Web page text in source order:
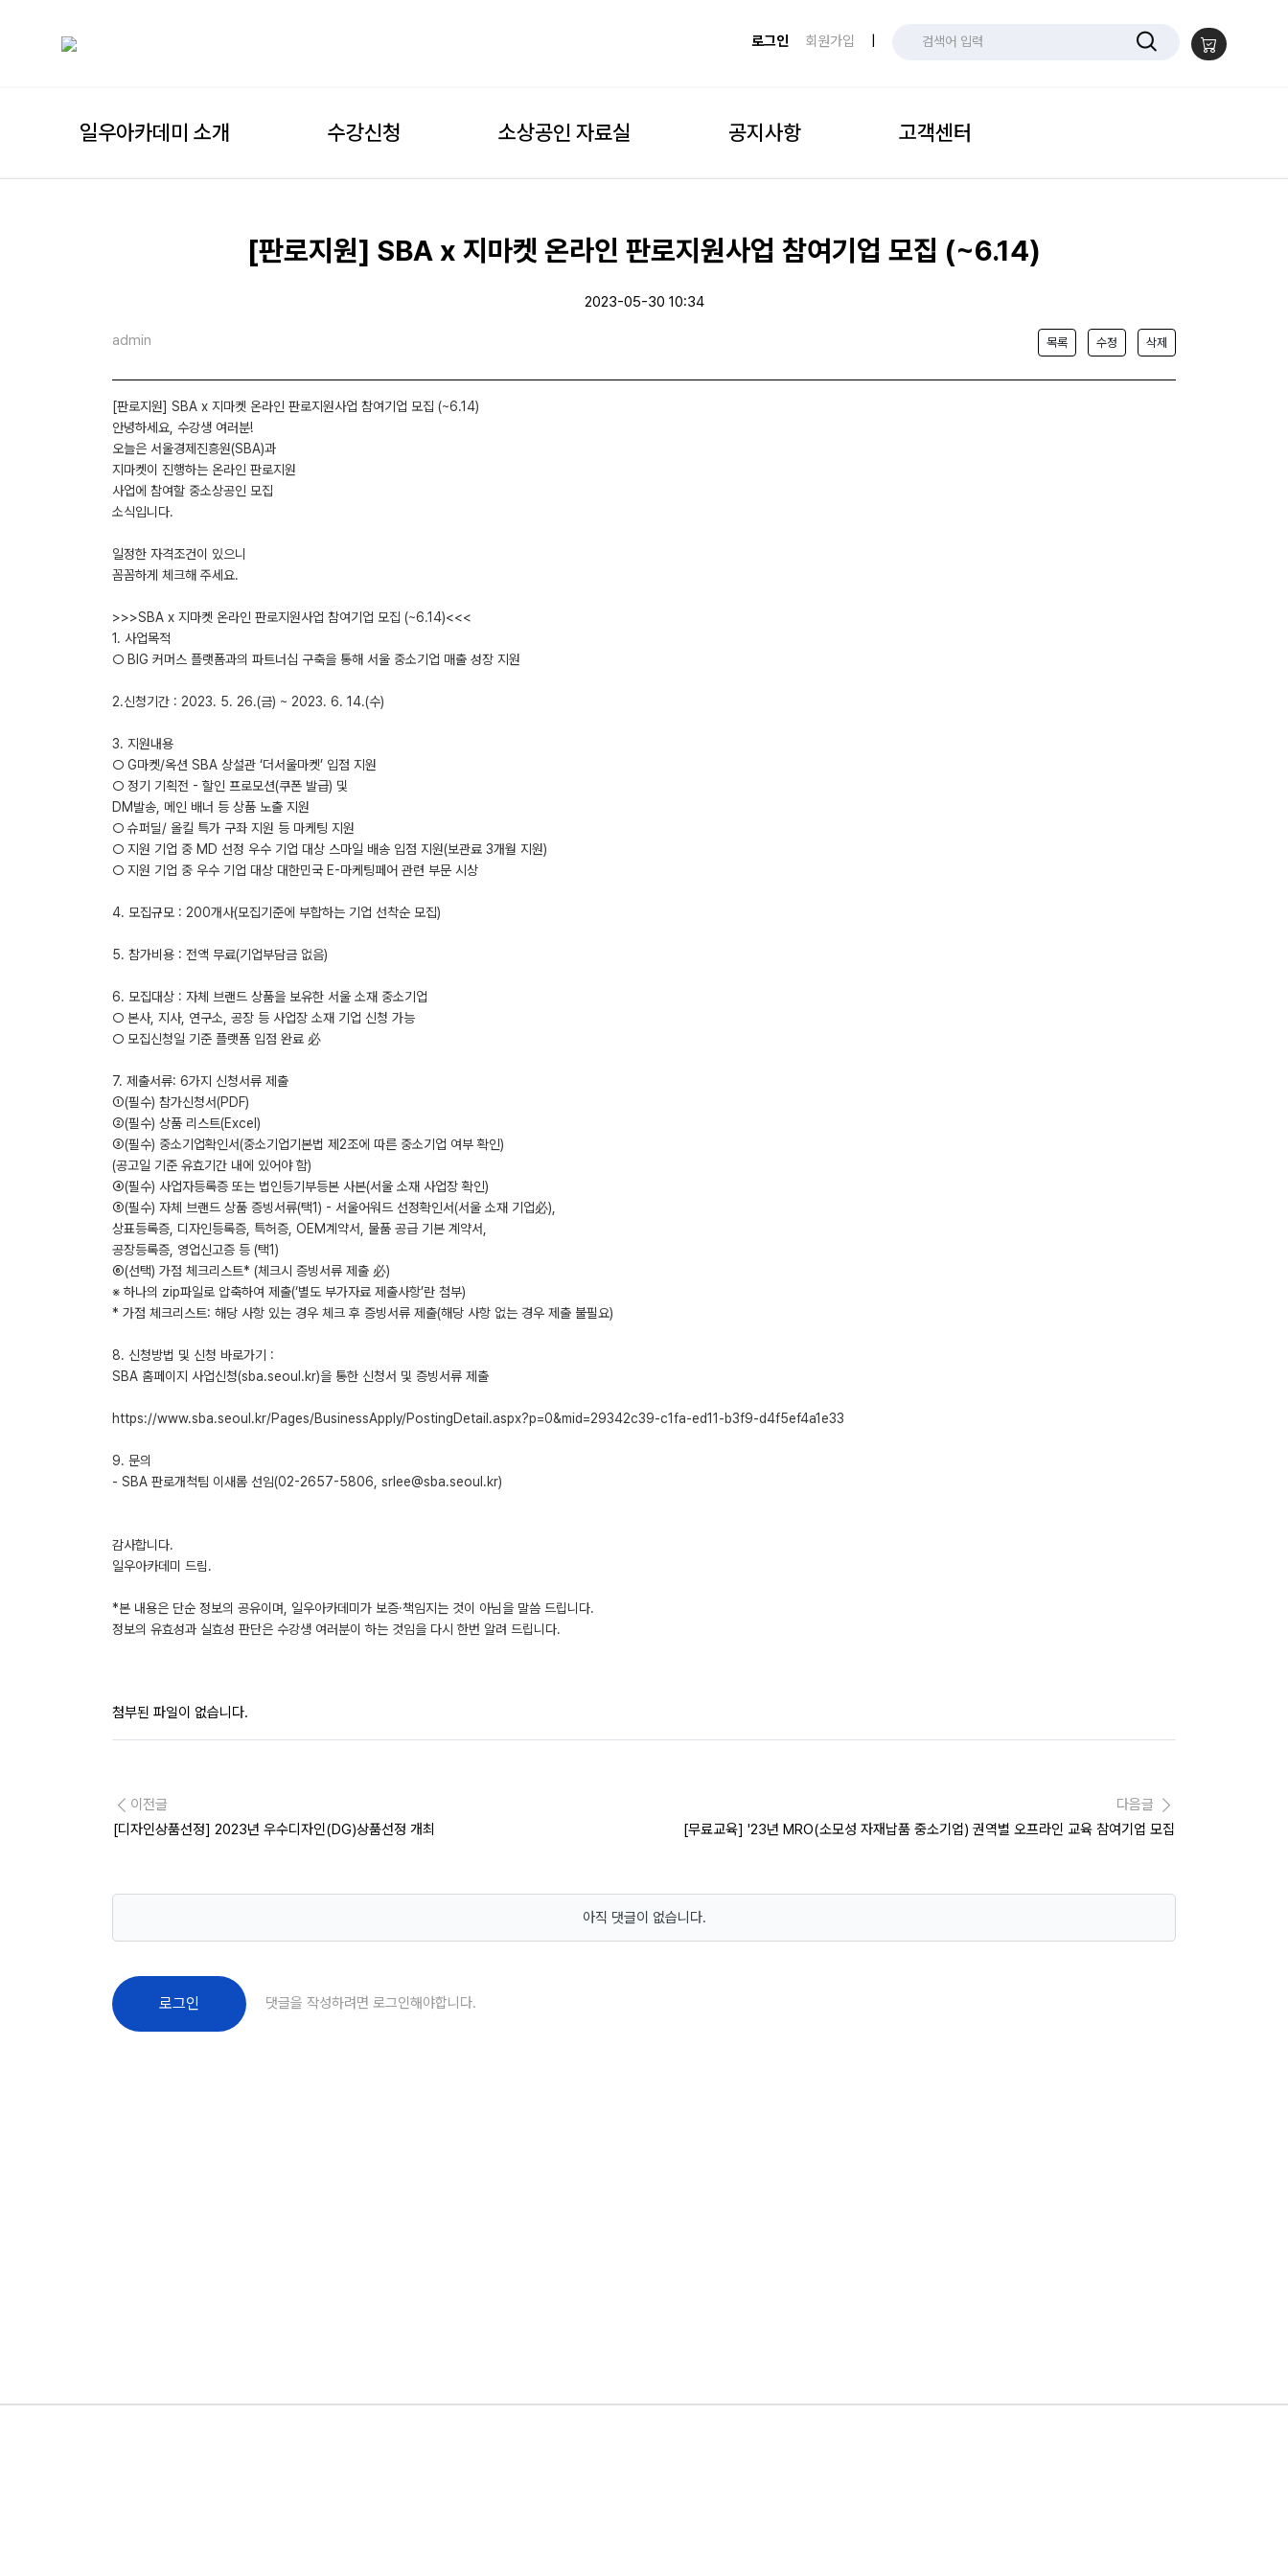
로그인 회원가입
일우아카데미 소개 수강신청 소상공인 자료실 공지사항 고객센터
[판로지원] SBA x 지마켓 온라인 판로지원사업 참여기업 모집 (~6.14)
2023-05-30 10:34
admin 목록 수정 삭제
[판로지원] SBA x 지마켓 온라인 판로지원사업 참여기업 모집 (~6.14)
안녕하세요, 수강생 여러분!
오늘은 서울경제진흥원(SBA)과
지마켓이 진행하는 온라인 판로지원
사업에 참여할 중소상공인 모집
소식입니다.
일정한 자격조건이 있으니
꼼꼼하게 체크해 주세요.
>>>SBA x 지마켓 온라인 판로지원사업 참여기업 모집 (~6.14)<<<
1. 사업목적
○ BIG 커머스 플랫폼과의 파트너십 구축을 통해 서울 중소기업 매출 성장 지원
2.신청기간 : 2023. 5. 26.(금) ~ 2023. 6. 14.(수)
3. 지원내용
○ G마켓/옥션 SBA 상설관 ‘더서울마켓’ 입점 지원
○ 정기 기획전 - 할인 프로모션(쿠폰 발급) 및
DM발송, 메인 배너 등 상품 노출 지원
○ 슈퍼딜/ 올킬 특가 구좌 지원 등 마케팅 지원
○ 지원 기업 중 MD 선정 우수 기업 대상 스마일 배송 입점 지원(보관료 3개월 지원)
○ 지원 기업 중 우수 기업 대상 대한민국 E-마케팅페어 관련 부문 시상
4. 모집규모 : 200개사(모집기준에 부합하는 기업 선착순 모집)
5. 참가비용 : 전액 무료(기업부담금 없음)
6. 모집대상 : 자체 브랜드 상품을 보유한 서울 소재 중소기업
○ 본사, 지사, 연구소, 공장 등 사업장 소재 기업 신청 가능
○ 모집신청일 기준 플랫폼 입점 완료 必
7. 제출서류: 6가지 신청서류 제출
①(필수) 참가신청서(PDF)
②(필수) 상품 리스트(Excel)
③(필수) 중소기업확인서(중소기업기본법 제2조에 따른 중소기업 여부 확인)
(공고일 기준 유효기간 내에 있어야 함)
④(필수) 사업자등록증 또는 법인등기부등본 사본(서울 소재 사업장 확인)
⑤(필수) 자체 브랜드 상품 증빙서류(택1) - 서울어워드 선정확인서(서울 소재 기업必),
상표등록증, 디자인등록증, 특허증, OEM계약서, 물품 공급 기본 계약서,
공장등록증, 영업신고증 등 (택1)
➅(선택) 가점 체크리스트* (체크시 증빙서류 제출 必)
※ 하나의 zip파일로 압축하여 제출(‘별도 부가자료 제출사항’란 첨부)
* 가점 체크리스트: 해당 사항 있는 경우 체크 후 증빙서류 제출(해당 사항 없는 경우 제출 불필요)
8. 신청방법 및 신청 바로가기 :
SBA 홈페이지 사업신청(sba.seoul.kr)을 통한 신청서 및 증빙서류 제출
https://www.sba.seoul.kr/Pages/BusinessApply/PostingDetail.aspx?p=0&mid=29342c39-c1fa-ed11-b3f9-d4f5ef4a1e33
9. 문의
- SBA 판로개척팀 이새롬 선임(02-2657-5806, srlee@sba.seoul.kr)
감사합니다.
일우아카데미 드림.
*본 내용은 단순 정보의 공유이며, 일우아카데미가 보증·책임지는 것이 아님을 말씀 드립니다.
정보의 유효성과 실효성 판단은 수강생 여러분이 하는 것임을 다시 한번 알려 드립니다.
첨부된 파일이 없습니다.
이전글
[디자인상품선정] 2023년 우수디자인(DG)상품선정 개최
다음글
[무료교육] '23년 MRO(소모성 자재납품 중소기업) 권역별 오프라인 교육 참여기업 모집
아직 댓글이 없습니다.
로그인 댓글을 작성하려면 로그인해야합니다.